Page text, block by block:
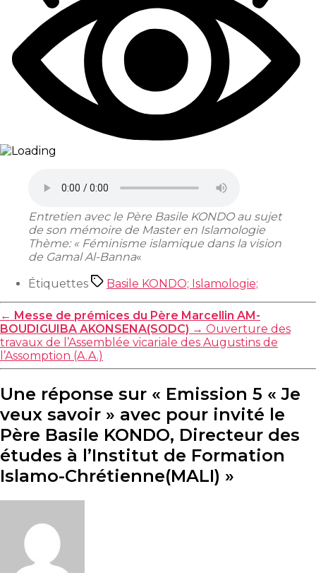
Entretien avec le Père Basile KONDO au sujet
de son mémoire de Master en Islamologie
Thème: « Féminisme islamique dans la vision
de Gamal Al-Banna«
Étiquettes
Basile KONDO; Islamologie;
← Messe de prémices du Père Marcellin AM-
BOUDIGUIBA AKONSENA(SODC) → Ouverture des
travaux de l’Assemblée vicariale des Augustins de
l’Assomption (A.A.)
Une réponse sur « Emission 5 « Je
veux savoir » avec pour invité le
Père Basile KONDO, Directeur des
études à l’Institut de Formation
Islamo-Chrétienne(MALI) »